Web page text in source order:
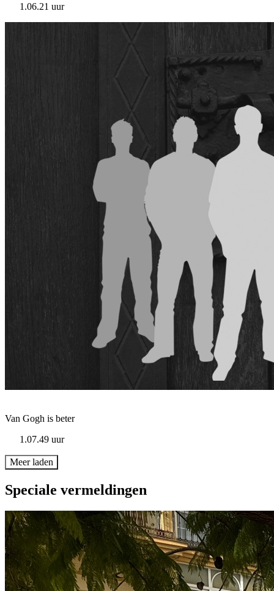
1.06.21 uur
Van Gogh is beter
1.07.49 uur
Meer laden
Speciale vermeldingen